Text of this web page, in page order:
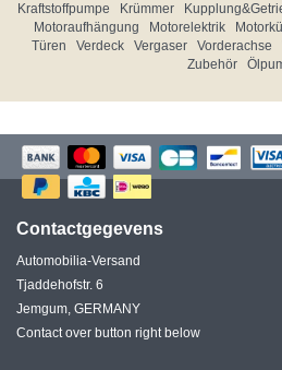
Kraftstoffpumpe
Krümmer
Motoraufhängung
Motorelektrik
Türen
Verdeck Vergaser Vorderachse
Zubehör
Contactgegevens
Automobilia-Versand
Tjaddehofstr. 6
Jemgum, GERMANY
Contact over button right below